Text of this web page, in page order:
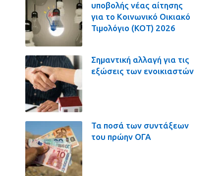
υποβολής νέας αίτησης
για το Κοινωνικό Οικιακό
Τιμολόγιο (ΚΟΤ) 2026
Σημαντική αλλαγή για τις
εξώσεις των ενοικιαστών
Τα ποσά των συντάξεων
του πρώην ΟΓΑ